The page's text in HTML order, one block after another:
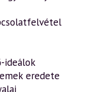
ideálok
eredete